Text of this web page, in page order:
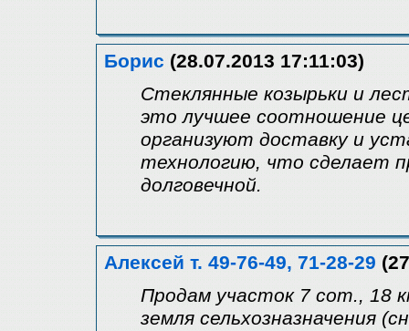
Борис (28.07.2013 17:11:03)
Стеклянные козырьки и
это лучшее соотношение
организуют доставку и
технологию, что сделает
долговечной.
Алексей т. 49-76-49, 71-28-29
Продам участок 7 сот., 18
земля сельхозназначения